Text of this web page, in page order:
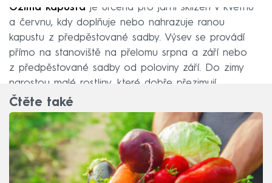
Ozimá kapusta je určena pro jarní sklizeň v květnu
a červnu, kdy doplňuje nebo nahrazuje ranou
kapustu z předpěstované sadby. Výsev se provádí
přímo na stanoviště na přelomu srpna a září nebo
z předpěstované sadby od poloviny září. Do zimy
narostou malé rostliny, které dobře přezimují.
Čtěte také